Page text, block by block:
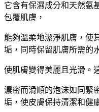
彩
潔
面/
洗
奶
阪
實
它含有保濕成分和天然氨
包覆肌膚，
能夠溫柔地潔淨肌膚，使
垢，同時保留肌膚所需的
使肌膚變得美麗且光滑。
濃密而滑順的泡沫如同緊
垢，使皮膚保持清潔和健